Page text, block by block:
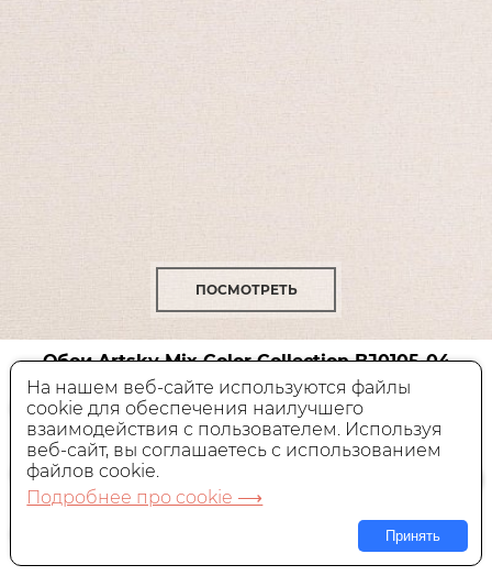
ПОСМОТРЕТЬ
Обои Artsky Mix Color CollectionBJ0105-04
Текстильные,Китай, 2,9x1 м
Цена:
6 600 руб.за пог. м
В КОРЗИНУ
На нашем веб-сайте используются файлы
cookie для обеспечения наилучшего
взаимодействия с пользователем. Используя
веб-сайт, вы соглашаетесь с использованием
файлов cookie.
Подробнее про cookie ⟶
Принять